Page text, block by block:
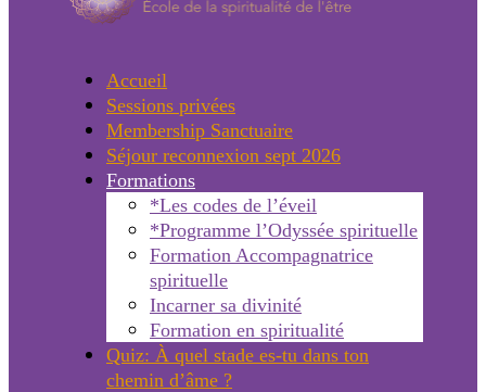
Accueil
Sessions privées
Membership Sanctuaire
Séjour reconnexion sept 2026
Formations
*Les codes de l’éveil
*Programme l’Odyssée spirituelle
Formation Accompagnatrice
spirituelle
Incarner sa divinité
Formation en spiritualité
Quiz: À quel stade es-tu dans ton
chemin d’âme ?